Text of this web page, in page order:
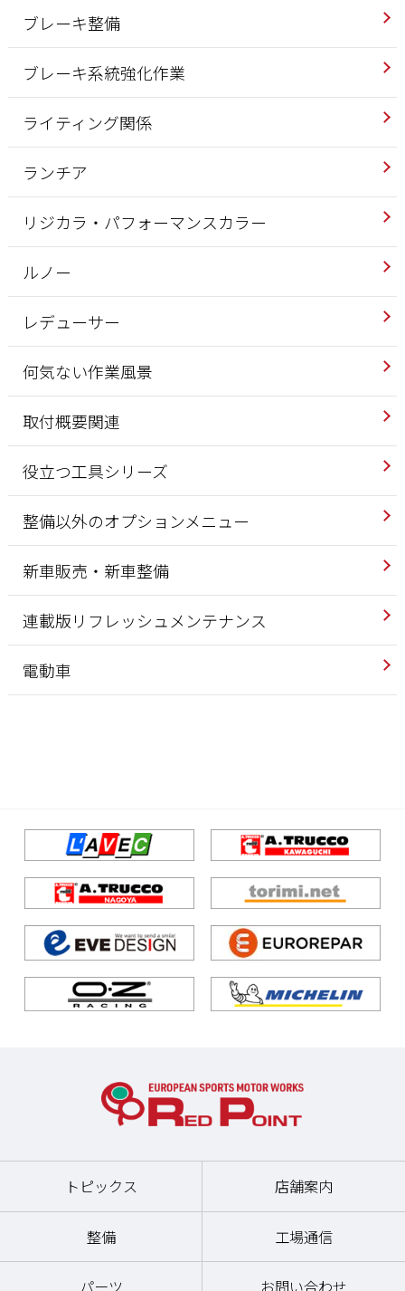
ブレーキ整備
ブレーキ系統強化作業
ライティング関係
ランチア
リジカラ・パフォーマンスカラー
ルノー
レデューサー
何気ない作業風景
取付概要関連
役立つ工具シリーズ
整備以外のオプションメニュー
新車販売・新車整備
連載版リフレッシュメンテナンス
電動車
トピックス 店舗案内
整備 工場通信
パーツ お問い合わせ